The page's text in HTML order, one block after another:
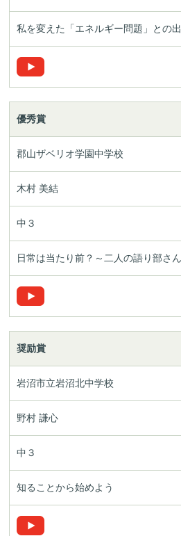
私を変えた「エネルギー問題」との
優秀賞
郡山ザベリオ学園中学校
木村 美結
中３
日常は当たり前？ ～二人の語り部さ
奨励賞
岩沼市立岩沼北中学校
野村 謙心
中３
知ることから始めよう